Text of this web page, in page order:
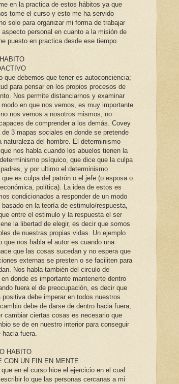
en la practica de estos hábitos ya que
tome el curso y esto me ha servido
solo para organizar mi forma de trabajar
aspecto personal en cuanto a la misión de
puesto en practica desde ese tiempo.
que debemos que tener es autoconciencia;
para pensar en los propios procesos de
Nos permite distanciarnos y examinar
en que nos vemos, es muy importante
nos vemos a nosotros mismos, no
de comprender a los demás. Covey
de 3 mapas sociales en donde se pretende
naturaleza del hombre. El determinismo
nos habla cuando los abuelos tienen la
psíquico, que dice que la culpa
y por ultimo el determinismo
que es culpa del patrón o el jefe (o esposa o
política). La idea de estos es
condicionados a responder de un modo
basado en la teoría de estimulo/respuesta,
entre el estimulo y la respuesta el ser
la libertad de elegir, es decir que somos
de nuestras propias vidas. Un ejemplo
que nos habla el autor es cuando una
que las cosas sucedan y no espera que
externas se presten o se faciliten para
Nos habla también del circulo de
donde es importante mantenerte dentro
fuera el de preocupación, es decir que
positiva debe imperar en todos nuestros
debe de darse de dentro hacia fuera,
cambiar ciertas cosas es necesario que
se de en nuestro interior para conseguir
hacia fuera.
HABITO
CON UN FIN EN MENTE
que en el curso hice el ejercicio en el cual
lo que las personas cercanas a mi